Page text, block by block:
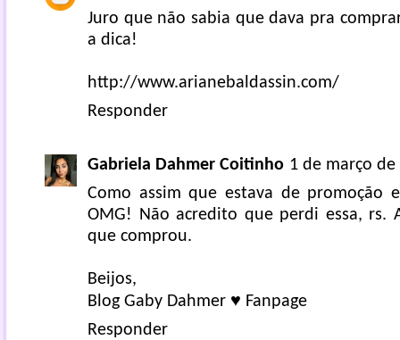
Juro que não sabia que dava pra
a dica!
http://www.arianebaldassin.com/
Responder
Gabriela Dahmer Coitinho 1 de março de
Como assim que estava de promoção
OMG! Não acredito que perdi essa, rs.
que comprou.
Beijos,
Blog Gaby Dahmer ♥ Fanpage
Responder